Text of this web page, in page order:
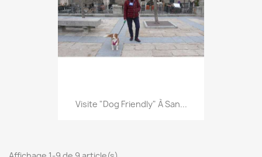
Visite "dog Friendly" À San...